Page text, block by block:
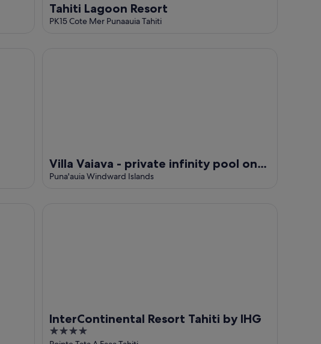
Tahiti Lagoon Resort
PK15 Cote Mer Punaauia Tahiti
Villa Vaiava - private infinity pool on
the beach
Puna'auia Windward Islands
InterContinental Resort Tahiti by IHG
4